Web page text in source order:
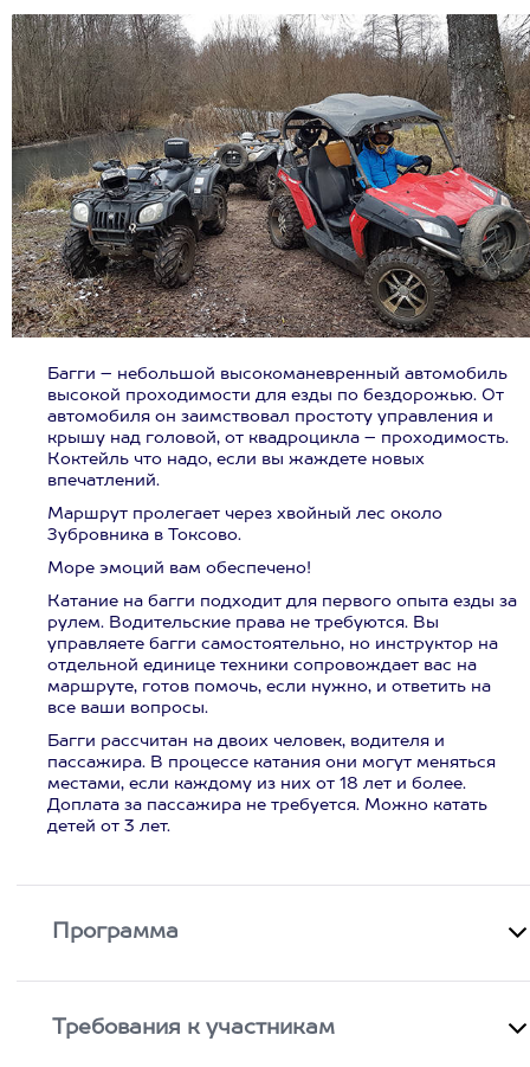
Багги – небольшой высокоманевренный автомобиль
высокой проходимости для езды по бездорожью. От
автомобиля он заимствовал простоту управления и
крышу над головой, от квадроцикла – проходимость.
Коктейль что надо, если вы жаждете новых
впечатлений.
Маршрут пролегает через хвойный лес около
Зубровника в Токсово.
Море эмоций вам обеспечено!
Катание на багги подходит для первого опыта езды за
рулем. Водительские права не требуются. Вы
управляете багги самостоятельно, но инструктор на
отдельной единице техники сопровождает вас на
маршруте, готов помочь, если нужно, и ответить на
все ваши вопросы.
Багги рассчитан на двоих человек, водителя и
пассажира. В процессе катания они могут меняться
местами, если каждому из них от 18 лет и более.
Доплата за пассажира не требуется. Можно катать
детей от 3 лет.
Программа
Требования к участникам